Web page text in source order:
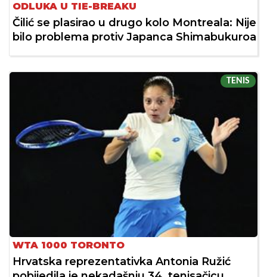
ODLUKA U TIE-BREAKU
Čilić se plasirao u drugo kolo Montreala: Nije
bilo problema protiv Japanca Shimabukuroa
TENIS
WTA 1000 TORONTO
Hrvatska reprezentativka Antonia Ružić